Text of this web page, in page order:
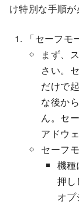
け特別な手順が
「セーフ
まず、
さい。
だけで
な後か
ん。セ
アドウ
セーフ
機
押
オ